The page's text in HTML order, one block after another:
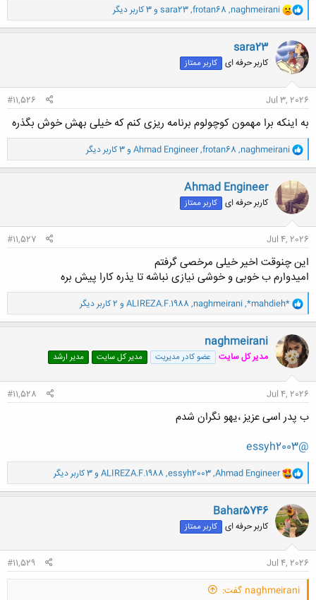
و
ا
ک
ن
ش
ه
:
naghmeirani
,
frotan68
,
sara23 و 3 کاربر دیگر
sara23
کاربر حرفه ای کاربر ممتاز
Jul 3, 2026
#11,526
به اینکه برا مهمون کوچولوم برنامه ریزی کنم که خیلی بهش خوش بگذره
و
ا
ک
ن
ش
ه
ا
naghmeirani
,
frotan68
,
Ahmad Engineer و 3 کاربر دیگر
Ahmad Engineer
کاربر حرفه ای کاربر ممتاز
Jul 4, 2026
#11,527
این چنوقت اخیر خیلی مرخصی گرفتم
امیدوارم ب خوبی و خوشی نیازی نباشه تا یذره کارا پیش بره
و
ا
ک
ن
ش
ه
ا
*mahdieh*
,
naghmeirani
,
ALIREZA.F.1988 و 2 کاربر دیگر
naghmeirani
مدیر کل سایت عضو کادر مدیریت مدیر کل سایت مدیر ارشد
Jul 4, 2026
#11,528
ب پدر اسی عزیز ،یهو نگران شدم
@essyh2003
و
ا
ک
ن
ش
ه
:
Ahmad Engineer
,
essyh2003
,
ALIREZA.F.1988 و 3 کاربر دیگر
Bahar5746
کاربر حرفه ای کاربر ممتاز
Jul 4, 2026
#11,529
naghmeirani گفت: